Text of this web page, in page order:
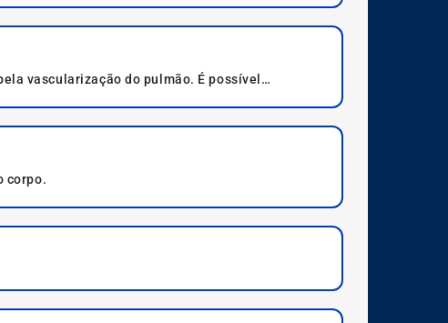
vascularização do pulmão. É possível
corpo.